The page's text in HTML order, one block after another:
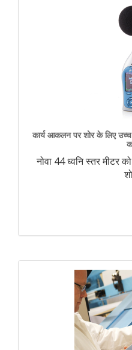
कार्य आकलन पर शोर के लिए
नोवा 44 ध्वनि स्तर